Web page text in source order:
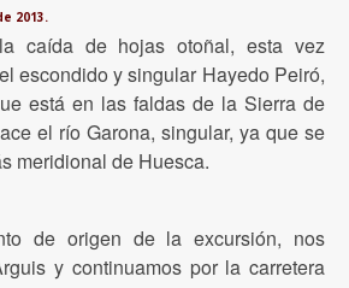
2013.
caída de hojas otoñal, esta vez
escondido y singular Hayedo Peiró,
está en las faldas de la Sierra de
el río Garona, singular, ya que se
meridional de Huesca.
de origen de la excursión, nos
y continuamos por la carretera